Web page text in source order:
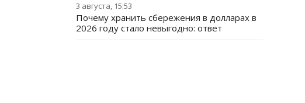
3 августа, 15:53
Почему хранить сбережения в долларах в
2026 году стало невыгодно: ответ